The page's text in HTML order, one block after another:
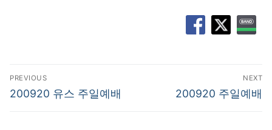
글
탐
PREVIOUS
Previous
200920 유스 주일예배
NEXT
Next
200920 주일예배